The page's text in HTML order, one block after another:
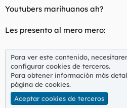
:
Youtubers marihuanos ah?
Les presento al mero mero:
Para ver este contenido,
configurar cookies de terceros.
Para obtener información más
página de cookies.
Aceptar cookies de terceros